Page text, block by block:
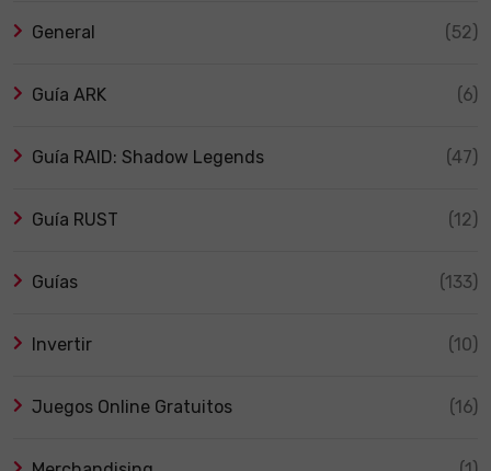
General (52)
Guía ARK (6)
Guía RAID: Shadow Legends (47)
Guía RUST (12)
Guías (133)
Invertir (10)
Juegos Online Gratuitos (16)